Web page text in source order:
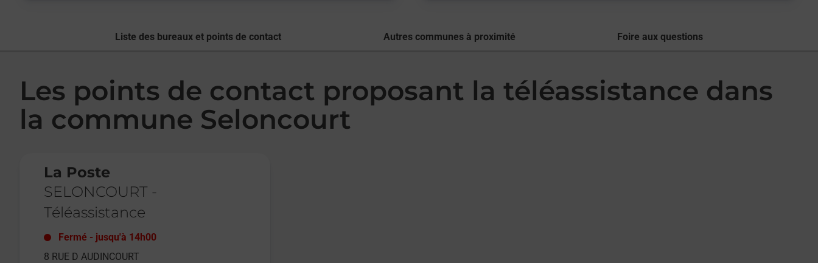
Liste des bureaux et points de contact Autres communes à proximité Foire aux questions
Les points de contact proposant la téléassistance dans
la commune Seloncourt
La Poste
SELONCOURT -
Téléassistance
Fermé - jusqu'à 14h00
8 RUE D AUDINCOURT